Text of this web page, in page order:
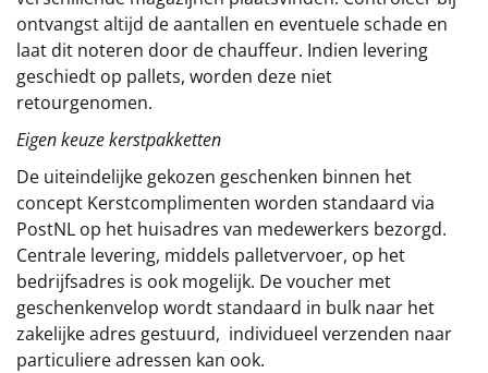
ontvangst altijd de aantallen en eventuele schade en
laat dit noteren door de chauffeur. Indien levering
geschiedt op pallets, worden deze niet
retourgenomen.
Eigen keuze kerstpakketten
De uiteindelijke gekozen geschenken binnen het
concept Kerstcomplimenten worden standaard via
PostNL op het huisadres van medewerkers bezorgd.
Centrale levering, middels palletvervoer, op het
bedrijfsadres is ook mogelijk. De voucher met
geschenkenvelop wordt standaard in bulk naar het
zakelijke adres gestuurd, individueel verzenden naar
particuliere adressen kan ook.